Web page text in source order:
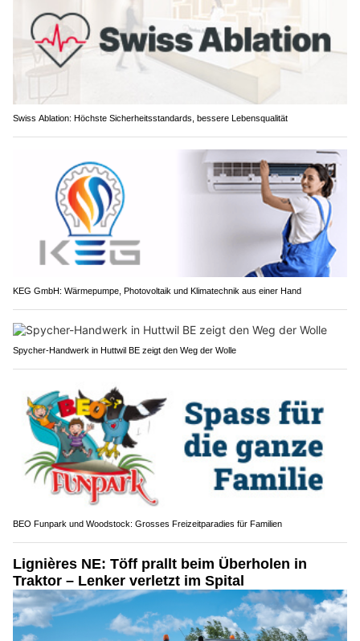
Swiss Ablation: Höchste Sicherheitsstandards, bessere Lebensqualität
KEG GmbH: Wärmepumpe, Photovoltaik und Klimatechnik aus einer Hand
Spycher-Handwerk in Huttwil BE zeigt den Weg der Wolle
BEO Funpark und Woodstock: Grosses Freizeitparadies für Familien
Lignières NE: Töff prallt beim Überholen in
Traktor – Lenker verletzt im Spital